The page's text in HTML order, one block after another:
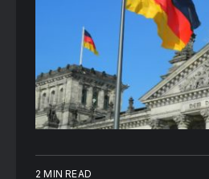
2 MIN READ